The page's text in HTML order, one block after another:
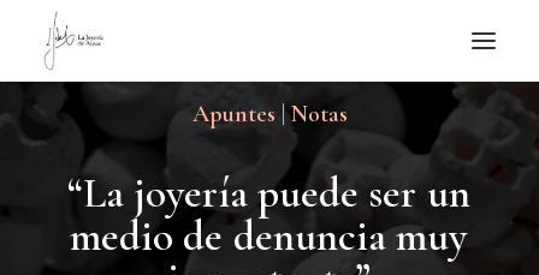
NOTICIAS DE JOYERÍA CONTEMPORÁNEA
NOVEDADES
DE VISITA
APUNTES
Apuntes | Notas
“La joyeríapuede ser un
medio de denunciamuy